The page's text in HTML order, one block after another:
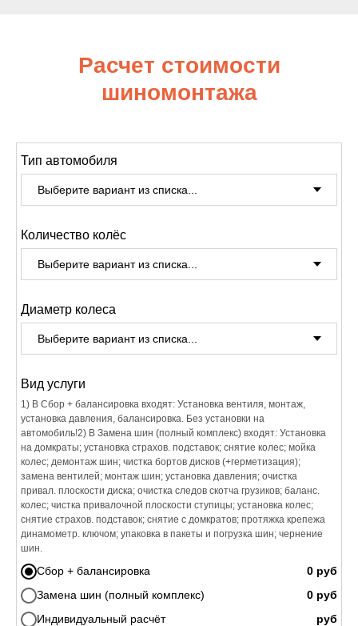
дороге!
Расчет стоимости
шиномонтажа
Тип автомобиля
Количество колёс
Диаметр колеса
Вид услуги
1) В Сбор + балансировка входят: Установка вентиля, монтаж,
установка давления, балансировка. Без установки на
автомобиль!2) В Замена шин (полный комплекс) входят: Установка
на домкраты; установка страхов. подставок; снятие колес; мойка
колес; демонтаж шин; чистка бортов дисков (+герметизация);
замена вентилей; монтаж шин; установка давления; очистка
привал. плоскости диска; очистка следов скотча грузиков; баланс.
колес; чистка привалочной плоскости ступицы; установка колес;
снятие страхов. подставок; снятие с домкратов; протяжка крепежа
динамометр. ключом; упаковка в пакеты и погрузка шин; чернение
шин.
Сбор + балансировка
Замена шин (полный комплекс)
Индивидуальный расчёт